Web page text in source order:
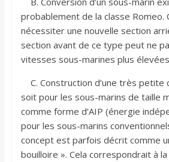
probablement de la classe Romeo.
nécessiter une nouvelle section
section avant de ce type peut ne
vitesses sous-marines plus
C. Construction d’une très petite
soit pour les sous-marins de taille
comme forme d’AIP (énergie
pour les sous-marins
concept est parfois décrit comme
bouilloire ». Cela correspondrait à